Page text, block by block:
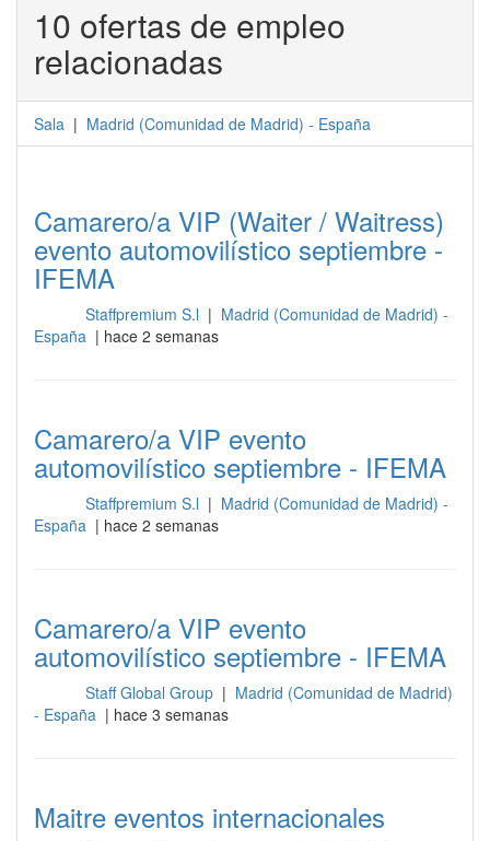
10 ofertas de empleo
relacionadas
Sala | Madrid (Comunidad de Madrid) - España
Camarero/a VIP (Waiter / Waitress)
evento automovilístico septiembre -
IFEMA
Staffpremium S.l | Madrid (Comunidad de Madrid) -
España | hace 2 semanas
Camarero/a VIP evento
automovilístico septiembre - IFEMA
Staffpremium S.l | Madrid (Comunidad de Madrid) -
España | hace 2 semanas
Camarero/a VIP evento
automovilístico septiembre - IFEMA
Staff Global Group | Madrid (Comunidad de Madrid)
- España | hace 3 semanas
Maitre eventos internacionales